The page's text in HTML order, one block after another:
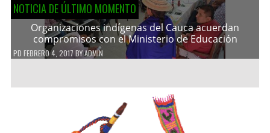
NOTICIA DE ÚLTIMO MOMENTO
Organizaciones indígenas del Cauca acuerdan
compromisos con el Ministerio de Educación
PD FEBRERO 4, 2017 BYADMIN